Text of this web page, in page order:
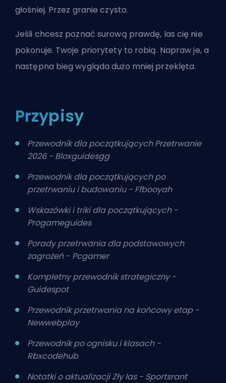
głośniej. Przez granie czysto.
Jeśli chcesz poznać surową prawdę, las cię nie
pokonuje. Twoje priorytety to robią. Napraw je, a
następna bieg wygląda dużo mniej przeklęta.
Przypisy
Przewodnik dla początkujących Przetrwanie
2026 - Bloxguidesgg
Przewodnik dla początkujących po
przetrwaniu i budowaniu - Ffbooyah
Wskazówki i triki dla początkujących -
Progameguides
Porady przetrwania dla podstawowych
zagrożeń - Pcgamer
Kompletny przewodnik strategiczny -
Guidespot
Przewodnik przetrwania na końcowy etap -
Newwebplay
Przewodnik po ognisku i klasach -
Rbxcodehub
Notatki o aktualizacji Zły las - Sportsrant